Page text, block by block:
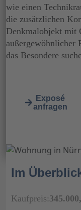
wie einen
die zusätzlichen
Denkmalobjekt mit
das Besondere
Exposé
anfragen
Im
Kaufpreis: